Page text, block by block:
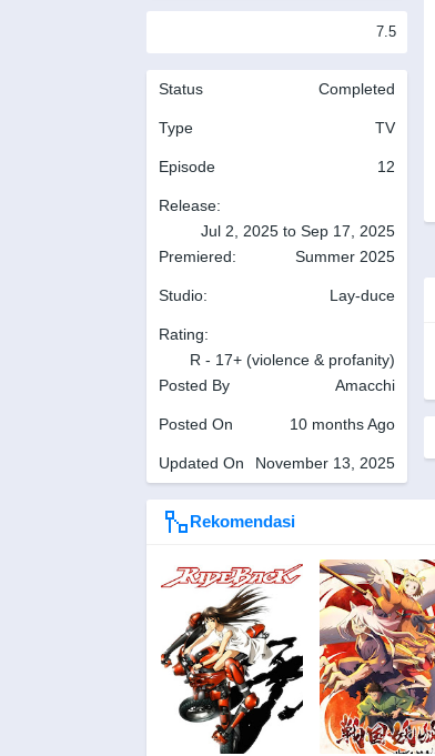
7.5
Status Completed
Type TV
Episode 12
Release:
Jul 2, 2025 to Sep 17, 2025
Premiered:
Summer 2025
Studio: Lay-duce
Rating:
R - 17+ (violence & profanity)
Posted By
Amacchi
Posted On 10 months Ago
Updated On November 13, 2025
Rekomendasi